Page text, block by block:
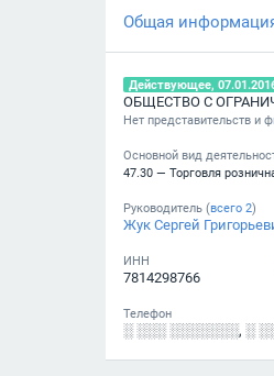
Общая
Действующее,
ОБЩЕСТВО С
Нет представительств и
Основной вид
47.30 — Торговля
Руководитель (всего 2)
Жук Сергей
ИНН
7814298766
Телефон
░ ░░░ ░░░░░░░, ░